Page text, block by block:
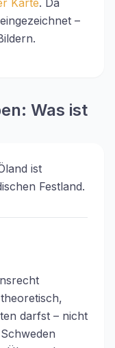
Karte. Da
–
Was ist
ist
Festland.
darfst – nicht